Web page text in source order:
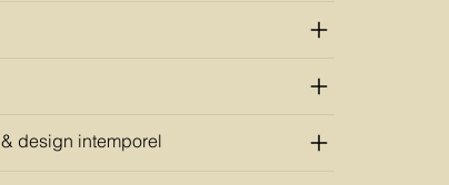
design intemporel